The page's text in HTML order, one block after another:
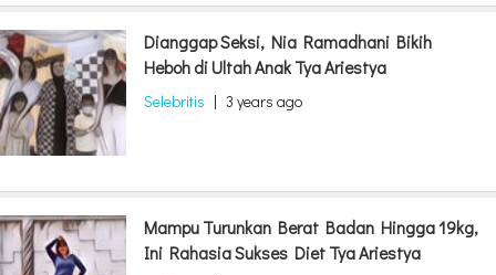
Dianggap Seksi, Nia Ramadhani Bikih
Heboh di Ultah Anak Tya Ariestya
Selebritis | 3 years ago
Mampu Turunkan Berat Badan Hingga 19kg,
Ini Rahasia Sukses Diet Tya Ariestya